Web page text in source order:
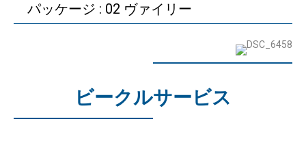
パッケージ : 02 ヴァイリー
ビークルサービス